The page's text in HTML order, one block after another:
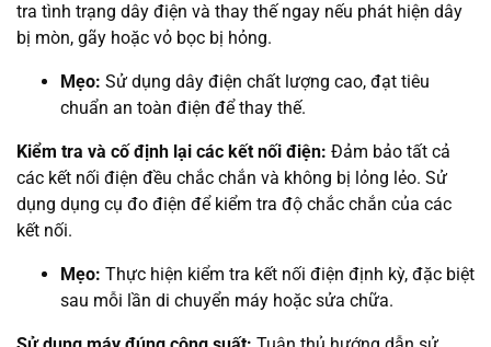
tra tình trạng dây điện và thay thế ngay nếu phát hiện dây
bị mòn, gãy hoặc vỏ bọc bị hỏng.
Mẹo: Sử dụng dây điện chất lượng cao, đạt tiêu
chuẩn an toàn điện để thay thế.
Kiểm tra và cố định lại các kết nối điện: Đảm bảo tất cả
các kết nối điện đều chắc chắn và không bị lỏng lẻo. Sử
dụng dụng cụ đo điện để kiểm tra độ chắc chắn của các
kết nối.
Mẹo: Thực hiện kiểm tra kết nối điện định kỳ, đặc biệt
sau mỗi lần di chuyển máy hoặc sửa chữa.